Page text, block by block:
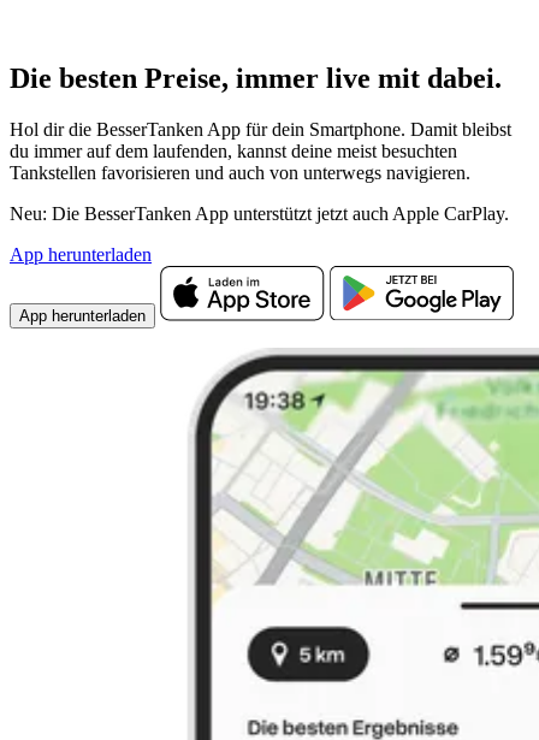
Die besten Preise, immer live mit dabei.
Hol dir die BesserTanken App für dein Smartphone. Damit bleibst
du immer auf dem laufenden, kannst deine meist besuchten
Tankstellen favorisieren und auch von unterwegs navigieren.
Neu: Die BesserTanken App unterstützt jetzt auch Apple CarPlay.
App herunterladen
App herunterladen